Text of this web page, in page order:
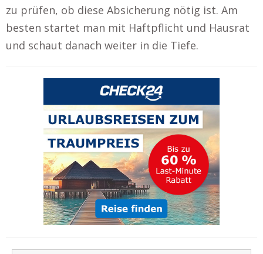
zu prüfen, ob diese Absicherung nötig ist. Am
besten startet man mit Haftpflicht und Hausrat
und schaut danach weiter in die Tiefe.